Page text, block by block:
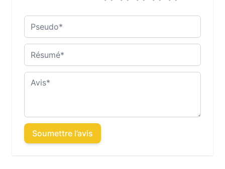
Pseudo
Résumé
Avis
Soumettre l’avis